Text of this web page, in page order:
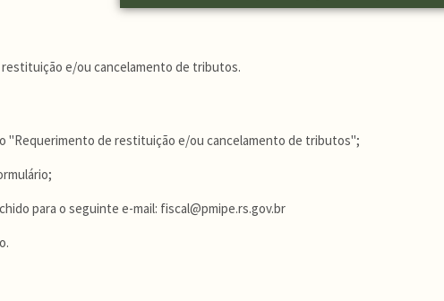
e/ou cancelamento de tributos.
"Requerimento de restituição e/ou cancelamento de tributos";
para o seguinte e-mail: fiscal@pmipe.rs.gov.br